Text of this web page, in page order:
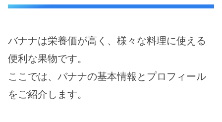
バナナは栄養価が高く、様々な料理に使える
便利な果物です。
ここでは、バナナの基本情報とプロフィール
をご紹介します。